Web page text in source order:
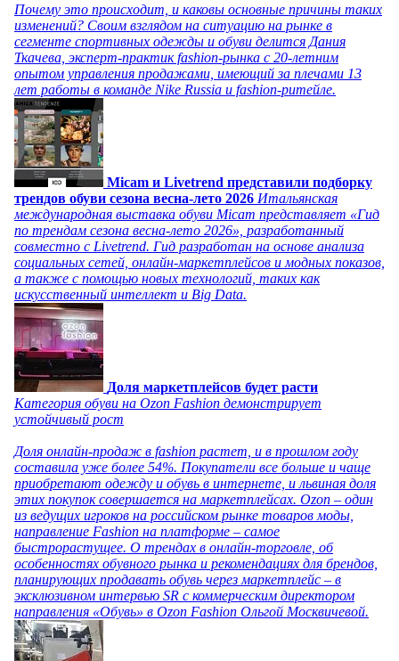
Почему это происходит, и каковы основные причины таких
изменений? Своим взглядом на ситуацию на рынке в
сегменте спортивных одежды и обуви делится Дания
Ткачева, эксперт-практик fashion-рынка с 20-летним
опытом управления продажами, имеющий за плечами 13
лет работы в команде Nike Russia и fashion-ритейле.
Micam и Livetrend представили подборку
трендов обуви сезона весна-лето 2026 Итальянская
международная выставка обуви Micam представляет «Гид
по трендам сезона весна-лето 2026», разработанный
совместно с Livetrend. Гид разработан на основе анализа
социальных сетей, онлайн-маркетплейсов и модных показов,
а также с помощью новых технологий, таких как
искусственный интеллект и Big Data.
Доля маркетплейсов будет расти
Категория обуви на Ozon Fashion демонстрирует
устойчивый рост
Доля онлайн-продаж в fashion растет, и в прошлом году
составила уже более 54%. Покупатели все больше и чаще
приобретают одежду и обувь в интернете, и львиная доля
этих покупок совершается на маркетплейсах. Ozon – один
из ведущих игроков на российском рынке товаров моды,
направление Fashion на платформе – самое
быстрорастущее. О трендах в онлайн-торговле, об
особенностях обувного рынка и рекомендациях для брендов,
планирующих продавать обувь через маркетплейс – в
эксклюзивном интервью SR с коммерческим директором
направления «Обувь» в Ozon Fashion Ольгой Москвичевой.